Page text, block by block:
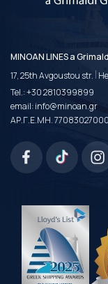
MINOAN LINES a
17, 25th Avgoustou str. |
Tel.:+30 2810399899
email:info@minoan.gr
ΑΡ.Γ.Ε.ΜΗ. 77083027000